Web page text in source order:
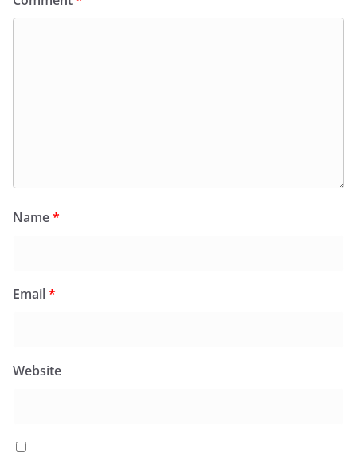
Name*
Email*
Website